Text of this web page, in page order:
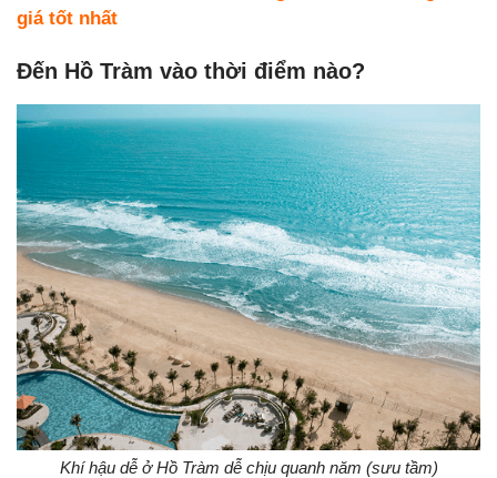
giá tốt nhất
Đến Hồ Tràm vào thời điểm nào?
Khí hậu dễ ở Hồ Tràm dễ chịu quanh năm (sưu tầm)